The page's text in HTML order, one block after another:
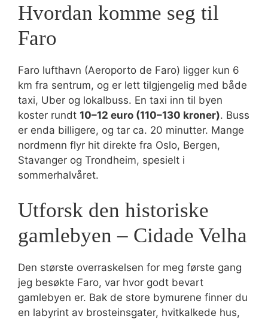
Hvordan komme seg til
Faro
Faro lufthavn (Aeroporto de Faro) ligger kun 6
km fra sentrum, og er lett tilgjengelig med både
taxi, Uber og lokalbuss. En taxi inn til byen
koster rundt 10–12 euro (110–130 kroner). Buss
er enda billigere, og tar ca. 20 minutter. Mange
nordmenn flyr hit direkte fra Oslo, Bergen,
Stavanger og Trondheim, spesielt i
sommerhalvåret.
Utforsk den historiske
gamlebyen – Cidade Velha
Den største overraskelsen for meg første gang
jeg besøkte Faro, var hvor godt bevart
gamlebyen er. Bak de store bymurene finner du
en labyrint av brosteinsgater, hvitkalkede hus,